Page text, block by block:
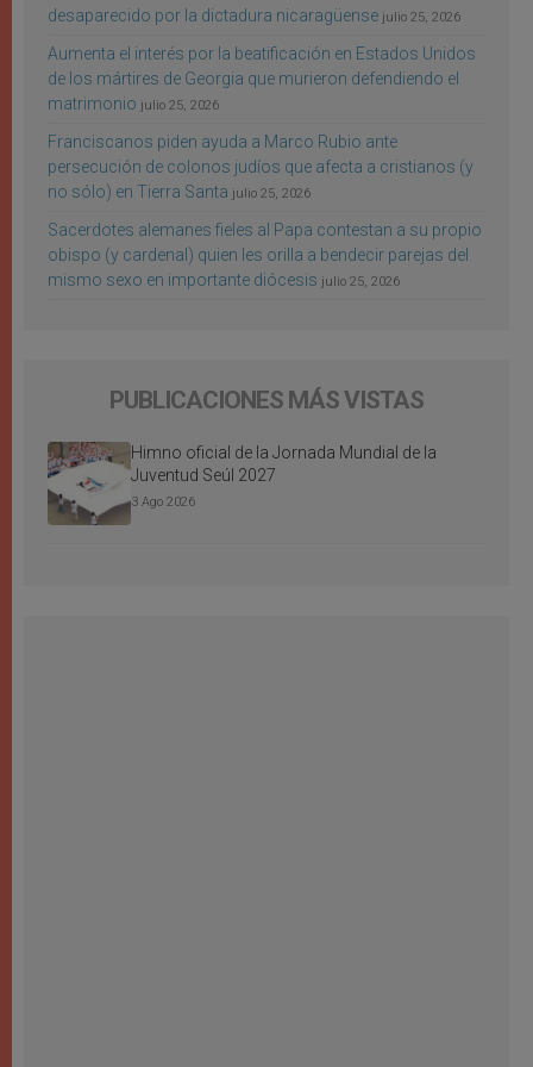
desaparecido por la dictadura nicaragüense julio 25, 2026
Aumenta el interés por la beatificación en Estados Unidos
de los mártires de Georgia que murieron defendiendo el
matrimonio julio 25, 2026
Franciscanos piden ayuda a Marco Rubio ante
persecución de colonos judíos que afecta a cristianos (y
no sólo) en Tierra Santa julio 25, 2026
Sacerdotes alemanes fieles al Papa contestan a su propio
obispo (y cardenal) quien les orilla a bendecir parejas del
mismo sexo en importante diócesis julio 25, 2026
PUBLICACIONES MÁS VISTAS
Himno oficial de la Jornada Mundial de la
Juventud Seúl 2027
3 Ago 2026